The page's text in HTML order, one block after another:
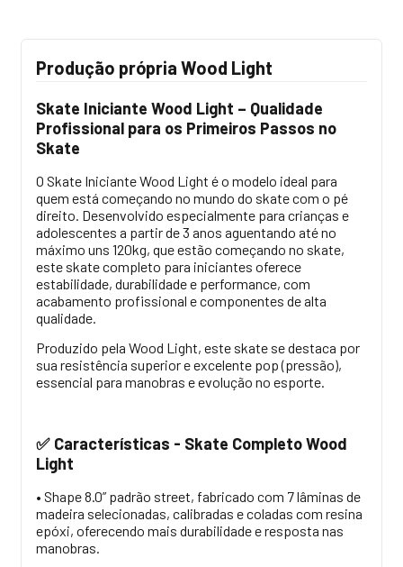
Produção própria Wood Light
Skate Iniciante Wood Light – Qualidade
Profissional para os Primeiros Passos no
Skate
O Skate Iniciante Wood Light é o modelo ideal para
quem está começando no mundo do skate com o pé
direito. Desenvolvido especialmente para crianças e
adolescentes a partir de 3 anos aguentando até no
máximo uns 120kg, que estão começando no skate,
este skate completo para iniciantes oferece
estabilidade, durabilidade e performance, com
acabamento profissional e componentes de alta
qualidade.
Produzido pela Wood Light, este skate se destaca por
sua resistência superior e excelente pop (pressão),
essencial para manobras e evolução no esporte.
✅ Características - Skate Completo Wood
Light
• Shape 8.0” padrão street, fabricado com 7 lâminas de
madeira selecionadas, calibradas e coladas com resina
epóxi, oferecendo mais durabilidade e resposta nas
manobras.